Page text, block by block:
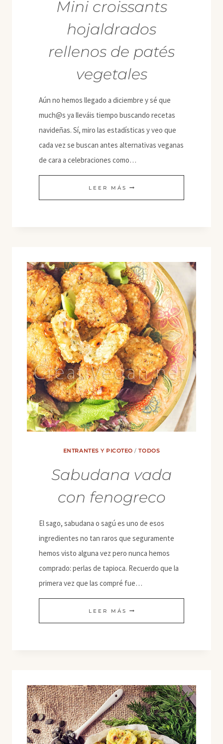
Mini croissants
hojaldrados
rellenos de patés
vegetales
Aún no hemos llegado a diciembre y sé que
much@s ya lleváis tiempo buscando recetas
navideñas. Sí, miro las estadísticas y veo que
cada vez se buscan antes alternativas veganas
de cara a celebraciones como…
LEER MÁS MINI
CROISSANTS
PATÉS
VEGETALES
ENTRANTES Y PICOTEO /TODOS
Sabudana vada
con fenogreco
El sago, sabudana o sagú es uno de esos
ingredientes no tan raros que seguramente
hemos visto alguna vez pero nunca hemos
comprado: perlas de tapioca. Recuerdo que la
primera vez que las compré fue…
LEER MÁS SABUDANA
VADA